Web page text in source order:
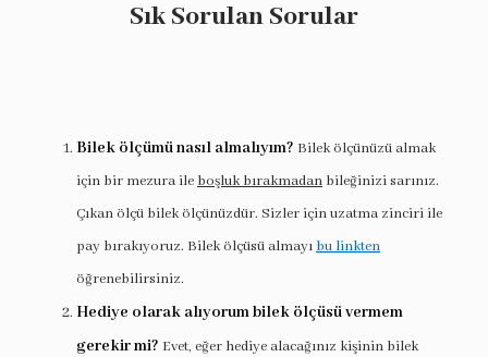
Sık Sorulan Sorular
Bilek ölçümü nasıl almalıyım? Bilek ölçünüzü almak
için bir mezura ile boşluk bırakmadan bileğinizi sarınız.
Çıkan ölçü bilek ölçünüzdür. Sizler için uzatma zinciri ile
pay bırakıyoruz. Bilek ölçüsü almayı bu linkten
öğrenebilirsiniz.
Hediye olarak alıyorum bilek ölçüsü vermem
gerekir mi? Evet, eğer hediye alacağınız kişinin bilek